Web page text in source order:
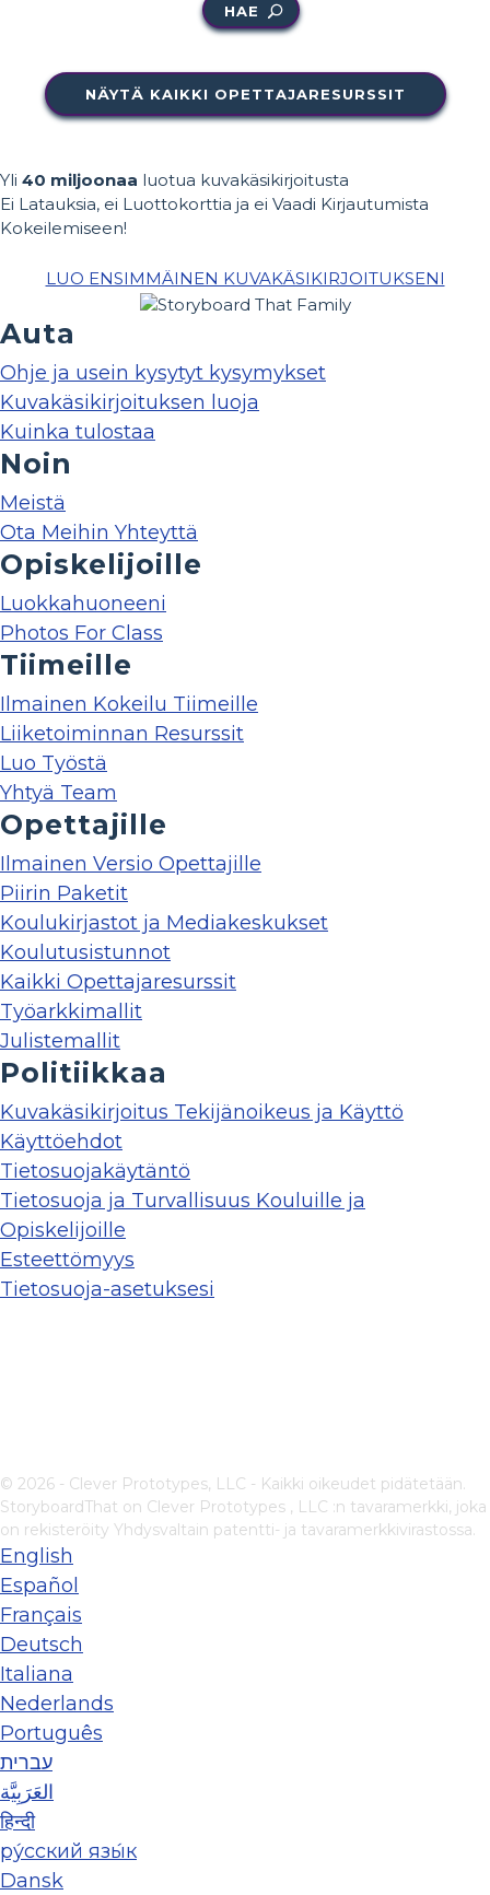
HAE
NÄYTÄ KAIKKI OPETTAJARESURSSIT
Yli 40 miljoonaa luotua kuvakäsikirjoitusta
Ei Latauksia, ei Luottokorttia ja ei Vaadi Kirjautumista
Kokeilemiseen!
LUO ENSIMMÄINEN KUVAKÄSIKIRJOITUKSENI
Auta
Ohje ja usein kysytyt kysymykset
Kuvakäsikirjoituksen luoja
Kuinka tulostaa
Noin
Meistä
Ota Meihin Yhteyttä
Opiskelijoille
Luokkahuoneeni
Photos For Class
Tiimeille
Ilmainen Kokeilu Tiimeille
Liiketoiminnan Resurssit
Luo Työstä
Yhtyä Team
Opettajille
Ilmainen Versio Opettajille
Piirin Paketit
Koulukirjastot ja Mediakeskukset
Koulutusistunnot
Kaikki Opettajaresurssit
Työarkkimallit
Julistemallit
Politiikkaa
Kuvakäsikirjoitus Tekijänoikeus ja Käyttö
Käyttöehdot
Tietosuojakäytäntö
Tietosuoja ja Turvallisuus Kouluille ja
Opiskelijoille
Esteettömyys
Tietosuoja-asetuksesi
© 2026 - Clever Prototypes, LLC - Kaikki oikeudet pidätetään.
StoryboardThat on Clever Prototypes , LLC :n tavaramerkki, joka
on rekisteröity Yhdysvaltain patentti- ja tavaramerkkivirastossa.
English
Español
Français
Deutsch
Italiana
Nederlands
Português
עברית
العَرَبِيَّة
हिन्दी
ру́сский язы́к
Dansk